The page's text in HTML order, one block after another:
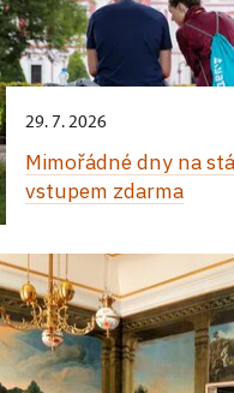
29. 7. 2026
Mimořádné dny na
vstupem zdarma